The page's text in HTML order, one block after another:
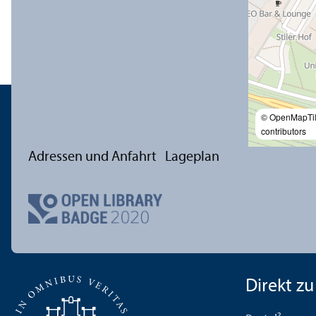
©
contributors
Adressen und Anfahrt Lageplan
Direkt zu